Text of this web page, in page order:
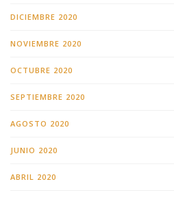
DICIEMBRE 2020
NOVIEMBRE 2020
OCTUBRE 2020
SEPTIEMBRE 2020
AGOSTO 2020
JUNIO 2020
ABRIL 2020